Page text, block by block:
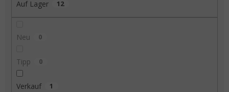
Auf Lager 12
Neu 0
Tipp 0
Verkauf 1